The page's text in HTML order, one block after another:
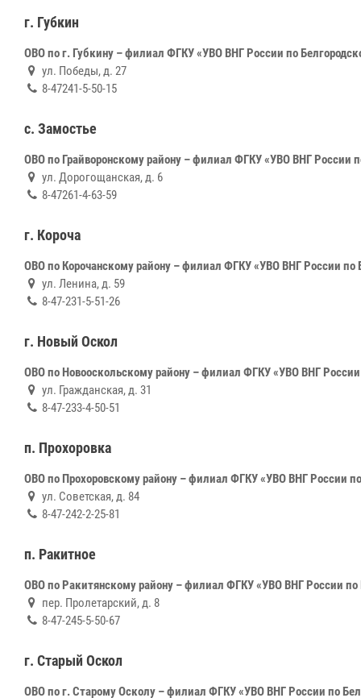
г. Губкин
ОВО по г. Губкину – филиал ФГКУ «УВО ВНГ России по
ул. Победы, д. 27
8-47241-5-50-15
с. Замостье
ОВО по Грайворонскому району – филиал ФГКУ «УВО ВНГ России
ул. Дорогощанская, д. 6
8-47261-4-63-59
г. Короча
ОВО по Корочанскому району – филиал ФГКУ «УВО ВНГ России по
ул. Ленина, д. 59
8-47-231-5-51-26
г. Новый Оскол
ОВО по Новооскольскому району – филиал ФГКУ «УВО ВНГ России
ул. Гражданская, д. 31
8-47-233-4-50-51
п. Прохоровка
ОВО по Прохоровскому району – филиал ФГКУ «УВО ВНГ России
ул. Советская, д. 84
8-47-242-2-25-81
п. Ракитное
ОВО по Ракитянскому району – филиал ФГКУ «УВО ВНГ России по
пер. Пролетарский, д. 8
8-47-245-5-50-67
г. Старый Оскол
ОВО по г. Старому Осколу – филиал ФГКУ «УВО ВНГ России по